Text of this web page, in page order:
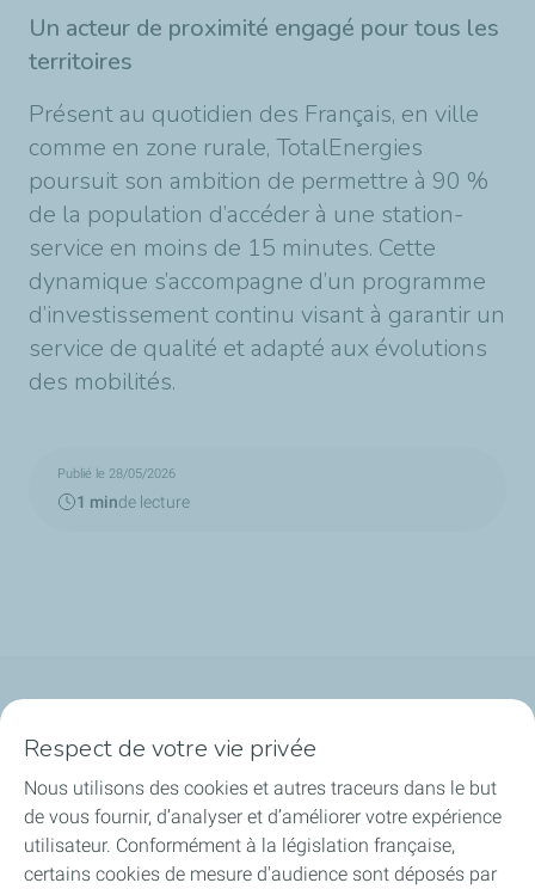
Un acteur de proximité engagé pour tous les
territoires
Présent au quotidien des Français, en ville
comme en zone rurale, TotalEnergies
poursuit son ambition de permettre à 90 %
de la population d’accéder à une station-
service en moins de 15 minutes. Cette
dynamique s’accompagne d’un programme
d’investissement continu visant à garantir un
service de qualité et adapté aux évolutions
des mobilités.
Publié le 28/05/2026
1 minde lecture
Notre ancrage territorial
Financer les entreprises
Respect de votre vie privée
Nous utilisons des cookies et autres traceurs dans le but
de vous fournir, d’analyser et d’améliorer votre expérience
utilisateur. Conformément à la législation française,
certains cookies de mesure d'audience sont déposés par